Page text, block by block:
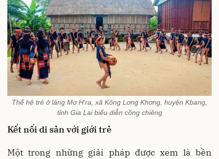
Thế hệ trẻ ở làng Mơ H'ra, xã Kông Lơng Khơng, huyện Kbang,
tỉnh Gia Lai biểu diễn cồng chiêng
Kết nối di sản với giới trẻ
Một trong những giải pháp được xem là bền